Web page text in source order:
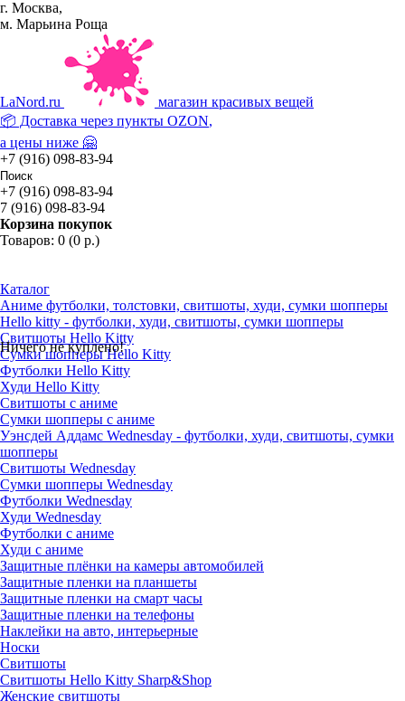
г. Москва,
м. Марьина Роща
LaNord.ru
магазин красивых вещей
📦 Доставка через пункты OZON,
а цены ниже 🤗
+7 (916) 098-83-94
+7 (916) 098-83-94
7 (916) 098-83-94
Корзина покупок
Товаров: 0 (0 р.)
Ничего не куплено!
Каталог
Аниме футболки, толстовки, свитшоты, худи, сумки шопперы
Hello kitty - футболки, худи, свитшоты, сумки шопперы
Свитшоты Hello Kitty
Сумки шопперы Hello Kitty
Футболки Hello Kitty
Худи Hello Kitty
Свитшоты с аниме
Сумки шопперы с аниме
Уэнсдей Аддамс Wednesday - футболки, худи, свитшоты, сумки
шопперы
Свитшоты Wednesday
Сумки шопперы Wednesday
Футболки Wednesday
Худи Wednesday
Футболки с аниме
Худи с аниме
Защитные плёнки на камеры автомобилей
Защитные пленки на планшеты
Защитные пленки на смарт часы
Защитные пленки на телефоны
Наклейки на авто, интерьерные
Носки
Свитшоты
Cвитшоты Hello Kitty Sharp&Shop
Женские свитшоты